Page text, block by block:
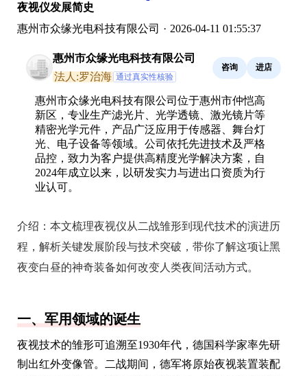
夜视仪发展简史
惠州市众缘光电科技有限公司 · 2026-04-11 01:55:37
惠州市众缘光电科技有限公司
法人:罗治海 通过真实性核验
咨询 进店
惠州市众缘光电科技有限公司位于惠州市仲恺高
新区，专业生产滤光片、光学透镜、激光镜片等
精密光学元件，产品广泛应用于传感器、舞台灯
光、电子设备等领域。公司依托先进技术及严格
品控，致力为客户提供高精度光学解决方案，自
2024年成立以来，以研发实力与进出口资质为行
业认可。
介绍： 本文梳理夜视仪从二战雏形到现代技术的演进历
程，解析关键发展阶段与技术突破，带你了解这项让黑
夜变白昼的神奇装备如何改变人类夜间活动方式。
一、军用领域的诞生
夜视技术的雏形可追溯至1930年代，德国科学家率先研
制出红外变像管。二战期间，德军将原始夜视装置装配